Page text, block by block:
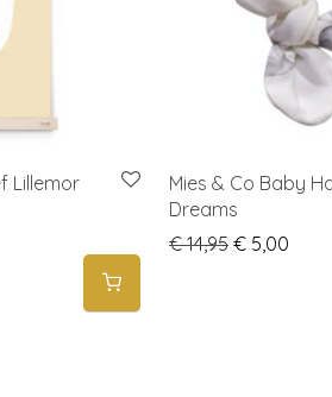
Lillemor
€ 14,50.
Mies & Co Baby
Dreams
€14,95 Original
€ 5,00